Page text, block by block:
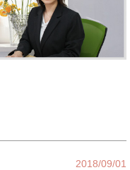
2018/09/01